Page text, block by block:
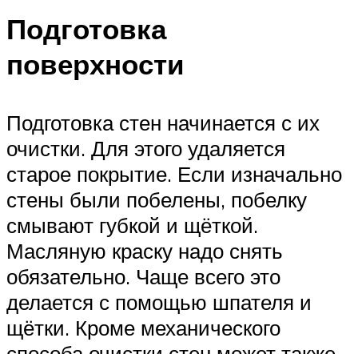
Подготовка
поверхности
Подготовка стен начинается с их
очистки. Для этого удаляется
старое покрытие. Если изначально
стены были побелены, побелку
смывают губкой и щёткой.
Масляную краску надо снять
обязательно. Чаще всего это
делается с помощью шпателя и
щётки. Кроме механического